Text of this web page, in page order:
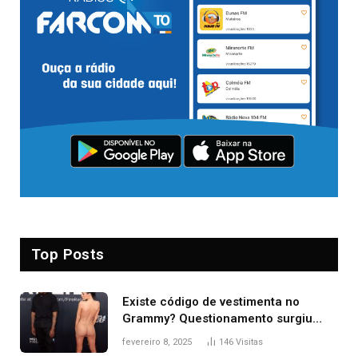
Top Posts
Existe código de vestimenta no
Grammy? Questionamento surgiu
após Bianca Censori, mulher de
fevereiro 8, 2025 146 Visitas